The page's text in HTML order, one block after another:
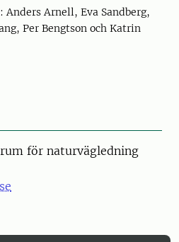
Anders Arnell, Eva Sandberg,
Per Bengtson och Katrin
för naturvägledning